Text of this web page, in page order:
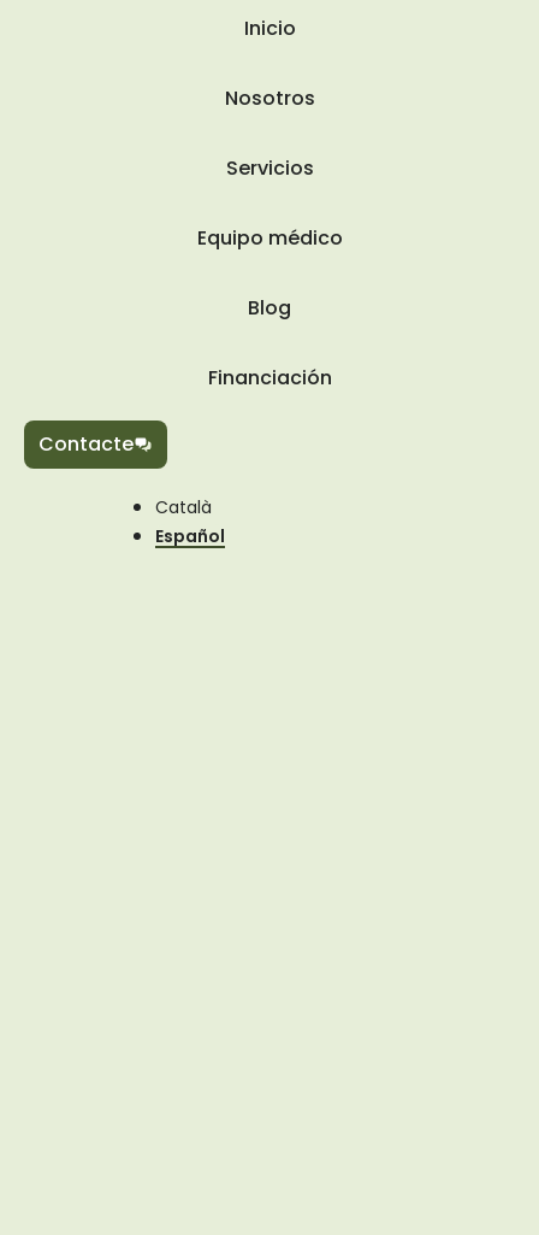
Inicio
Nosotros
Servicios
Equipo médico
Blog
Financiación
Contacte
Català
Español